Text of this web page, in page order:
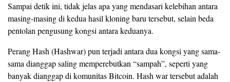
Sampai detik ini, tidak jelas apa yang mendasari kelebihan antara
masing-masing di kedua hasil kloning baru tersebut, selain beda
pentolan pengusung kongsi antara keduanya.
Perang Hash (Hashwar) pun terjadi antara dua kongsi yang sama-
sama dianggap saling memperebutkan “sampah”, seperti yang
banyak dianggap di komunitas Bitcoin. Hash war tersebut adalah